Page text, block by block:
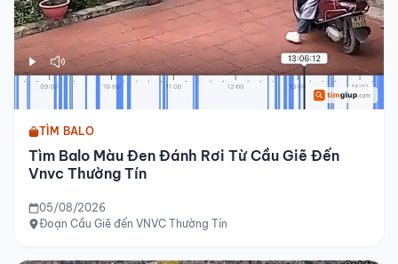
TÌM BALO
Tìm Balo Màu Đen Đánh Rơi Từ Cầu Giẽ Đến
Vnvc Thường Tín
05/08/2026
Đoạn Cầu Giẽ đến VNVC Thường Tín